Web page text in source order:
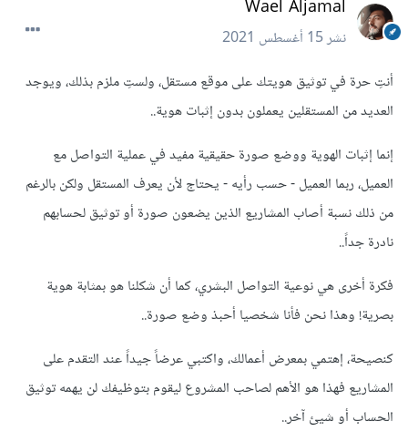
Wael Aljamal
نشر15 أغسطس 2021
أنتِ حرة في توثيق هويتك على موقع مستقل، ولستِ ملزم بذلك، ويوجد
العديد من المستقلين يعملون بدون إثبات هوية..
إنما إثبات الهوية ووضع صورة حقيقية مفيد في عملية التواصل مع
العميل، ربما العميل - حسب رأيه - يحتاج لأن يعرف المستقل ولكن بالرغم
من ذلك نسبة أصاب المشاريع الذين يضعون صورة أو توثيق لحسابهم
نادرة جداً..
فكرة أخرى هي نوعية التواصل البشري، كما أن شكلنا هو بمثابة هوية
بصرية! وهذا نحن فأنا شخصيا أحبذ وضع صورة..
كنصيحة، إهتمي بمعرض أعمالك، واكتبي عرضاً جيداً عند التقدم على
المشاريع فهذا هو الأهم لصاحب المشروع ليقوم بتوظيفك لن يهمه توثيق
الحساب أو شيئ آخر..